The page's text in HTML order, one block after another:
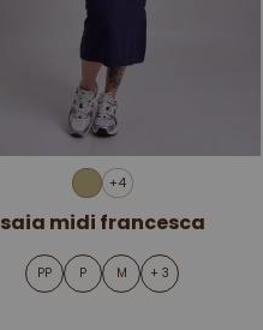
+4
saia midi francesca
PP P M + 3